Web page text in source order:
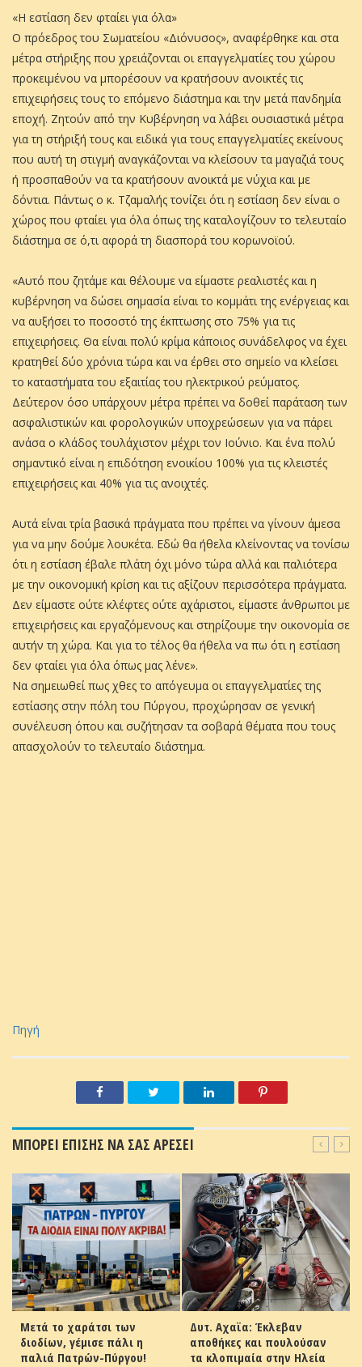
«Η εστίαση δεν φταίει για όλα»
Ο πρόεδρος του Σωματείου «Διόνυσος», αναφέρθηκε και στα
μέτρα στήριξης που χρειάζονται οι επαγγελματίες του χώρου
προκειμένου να μπορέσουν να κρατήσουν ανοικτές τις
επιχειρήσεις τους το επόμενο διάστημα και την μετά πανδημία
εποχή. Ζητούν από την Κυβέρνηση να λάβει ουσιαστικά μέτρα
για τη στήριξή τους και ειδικά για τους επαγγελματίες εκείνους
που αυτή τη στιγμή αναγκάζονται να κλείσουν τα μαγαζιά τους
ή προσπαθούν να τα κρατήσουν ανοικτά με νύχια και με
δόντια. Πάντως ο κ. Τζαμαλής τονίζει ότι η εστίαση δεν είναι ο
χώρος που φταίει για όλα όπως της καταλογίζουν το τελευταίο
διάστημα σε ό,τι αφορά τη διασπορά του κορωνοϊού.
«Αυτό που ζητάμε και θέλουμε να είμαστε ρεαλιστές και η
κυβέρνηση να δώσει σημασία είναι το κομμάτι της ενέργειας και
να αυξήσει το ποσοστό της έκπτωσης στο 75% για τις
επιχειρήσεις. Θα είναι πολύ κρίμα κάποιος συνάδελφος να έχει
κρατηθεί δύο χρόνια τώρα και να έρθει στο σημείο να κλείσει
το καταστήματα του εξαιτίας του ηλεκτρικού ρεύματος.
Δεύτερον όσο υπάρχουν μέτρα πρέπει να δοθεί παράταση των
ασφαλιστικών και φορολογικών υποχρεώσεων για να πάρει
ανάσα ο κλάδος τουλάχιστον μέχρι τον Ιούνιο. Και ένα πολύ
σημαντικό είναι η επιδότηση ενοικίου 100% για τις κλειστές
επιχειρήσεις και 40% για τις ανοιχτές.
Αυτά είναι τρία βασικά πράγματα που πρέπει να γίνουν άμεσα
για να μην δούμε λουκέτα. Εδώ θα ήθελα κλείνοντας να τονίσω
ότι η εστίαση έβαλε πλάτη όχι μόνο τώρα αλλά και παλιότερα
με την οικονομική κρίση και τις αξίζουν περισσότερα πράγματα.
Δεν είμαστε ούτε κλέφτες ούτε αχάριστοι, είμαστε άνθρωποι με
επιχειρήσεις και εργαζόμενους και στηρίζουμε την οικονομία σε
αυτήν τη χώρα. Και για το τέλος θα ήθελα να πω ότι η εστίαση
δεν φταίει για όλα όπως μας λένε».
Να σημειωθεί πως χθες το απόγευμα οι επαγγελματίες της
εστίασης στην πόλη του Πύργου, προχώρησαν σε γενική
συνέλευση όπου και συζήτησαν τα σοβαρά θέματα που τους
απασχολούν το τελευταίο διάστημα.
Πηγή
ΜΠΟΡΕΙ ΕΠΙΣΗΣ ΝΑ ΣΑΣ ΑΡΕΣΕΙ
Μετά το χαράτσι των
διοδίων, γέμισε πάλι η
παλιά Πατρών-Πύργου!
Δυτ. Αχαϊα: Έκλεβαν
αποθήκες και πουλούσαν
τα κλοπιμαία στην Ηλεία